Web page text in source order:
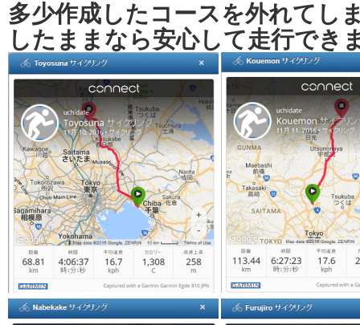
多少作成したコースを外れてし
したままなら安心して走行でき